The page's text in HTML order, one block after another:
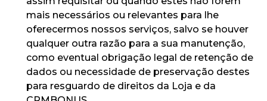
mais necessários ou relevantes para lhe
oferecermos nossos serviços, salvo se houver
qualquer outra razão para a sua manutenção,
como eventual obrigação legal de retenção de
dados ou necessidade de preservação destes
para resguardo de direitos da Loja e da